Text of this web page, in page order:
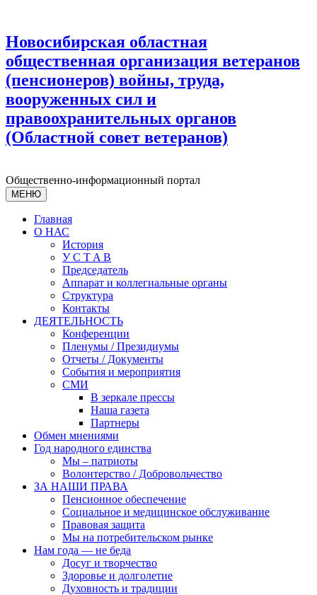
Новосибирская областная
общественная организация ветеранов
(пенсионеров) войны, труда,
вооруженных сил и
правоохранительных органов
(Областной совет ветеранов)
Общественно-информационный портал
МЕНЮ
Главная
О НАС
История
У С T A B
Председатель
Аппарат и коллегиальные органы
Структура
Контакты
ДЕЯТЕЛЬНОСТЬ
Конференции
Пленумы / Президиумы
Отчеты / Документы
События и мероприятия
СМИ
В зеркале прессы
Наша газета
Партнеры
Обмен мнениями
Год народного единства
Мы – патриоты
Волонтерство / Добровольчество
ЗА НАШИ ПРАВА
Пенсионное обеспечение
Социальное и медицинское обслуживание
Правовая защита
Мы на потребительском рынке
Нам года — не беда
Досуг и творчество
Здоровье и долголетие
Духовность и традиции